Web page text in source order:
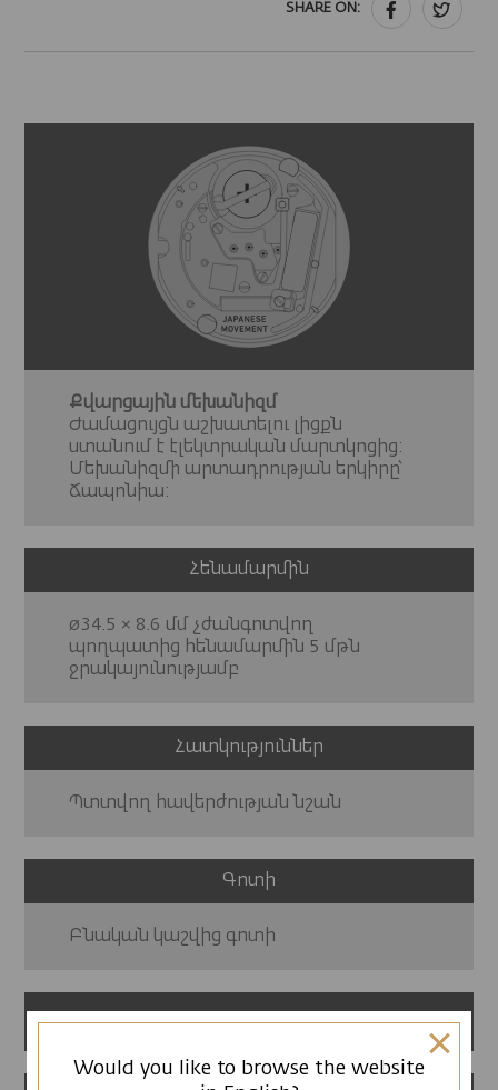
SHARE ON:
Քվարցային մեխանիզմ
Ժամացույցն աշխատելու լիցքն
ստանում է էլեկտրական մարտկոցից:
Մեխանիզմի արտադրության երկիրը՝
Ճապոնիա:
Հենամարմին
ø34.5 × 8.6 մմ չժանգոտվող
պողպատից հենամարմին 5 մթն
ջրակայունությամբ
Հատկություններ
Պտտվող հավերժության նշան
Գոտի
Բնական կաշվից գոտի
12 ամսվա երաշխիք
Would you like to browse the website